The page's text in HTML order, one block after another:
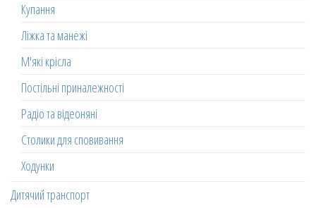
Купання
Ліжка та манежі
М'які крісла
Постільні приналежності
Радіо та відеоняні
Столики для сповивання
Ходунки
Дитячий транспорт